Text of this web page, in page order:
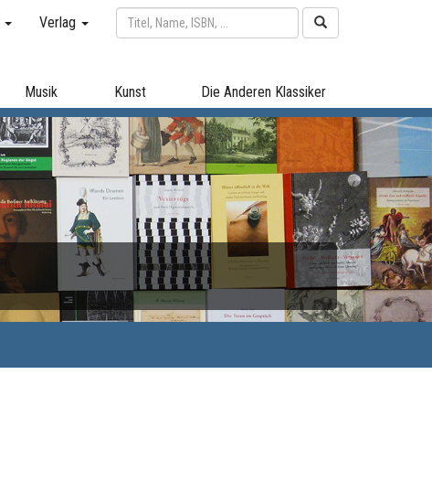
Verlag
Musik Kunst Die Anderen Klassiker